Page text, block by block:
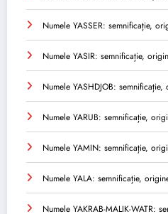
Numele YASSER: semnificație,
Numele YASIR: semnificație,
Numele YASHDJOB:
Numele YARUB: semnificație,
Numele YAMIN: semnificație,
Numele YALA: semnificație,
Numele YAKRAB-MALIK-WATR: